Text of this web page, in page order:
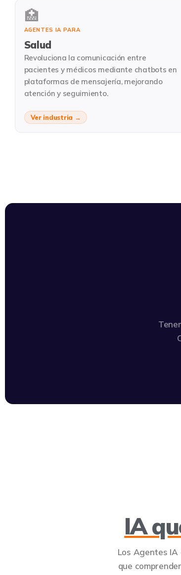
🏥
AGENTES IA PARA
Salud
Revoluciona la comunicación entre
pacientes y médicos mediante chatbots en
plataformas de mensajería, mejorando
atención y seguimiento.
Ver industria →
IA
Los Agentes
que